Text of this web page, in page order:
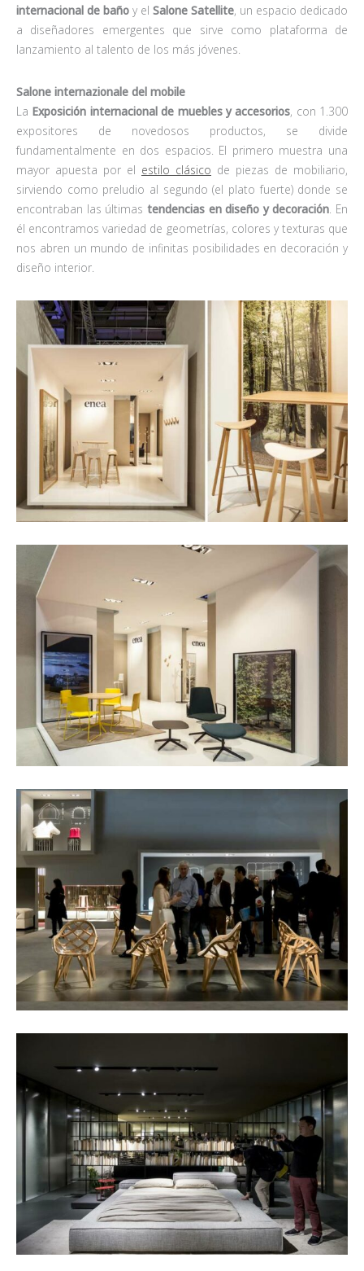
internacional de baño y el Salone Satellite, un espacio dedicado
a diseñadores emergentes que sirve como plataforma de
lanzamiento al talento de los más jóvenes.
Salone internazionale del mobile
La Exposición internacional de muebles y accesorios, con 1.300
expositores de novedosos productos, se divide
fundamentalmente en dos espacios. El primero muestra una
mayor apuesta por el estilo clásico de piezas de mobiliario,
sirviendo como preludio al segundo (el plato fuerte) donde se
encontraban las últimas tendencias en diseño y decoración. En
él encontramos variedad de geometrías, colores y texturas que
nos abren un mundo de infinitas posibilidades en decoración y
diseño interior.